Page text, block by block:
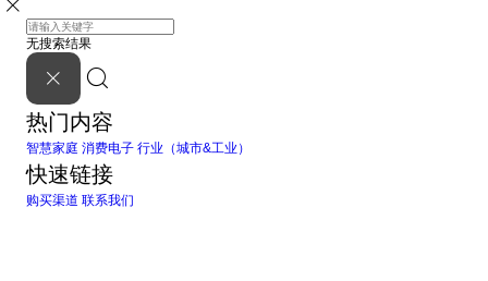
无搜索结果
热门内容
智慧家庭 消费电子 行业（城市&工业）
快速链接
购买渠道 联系我们